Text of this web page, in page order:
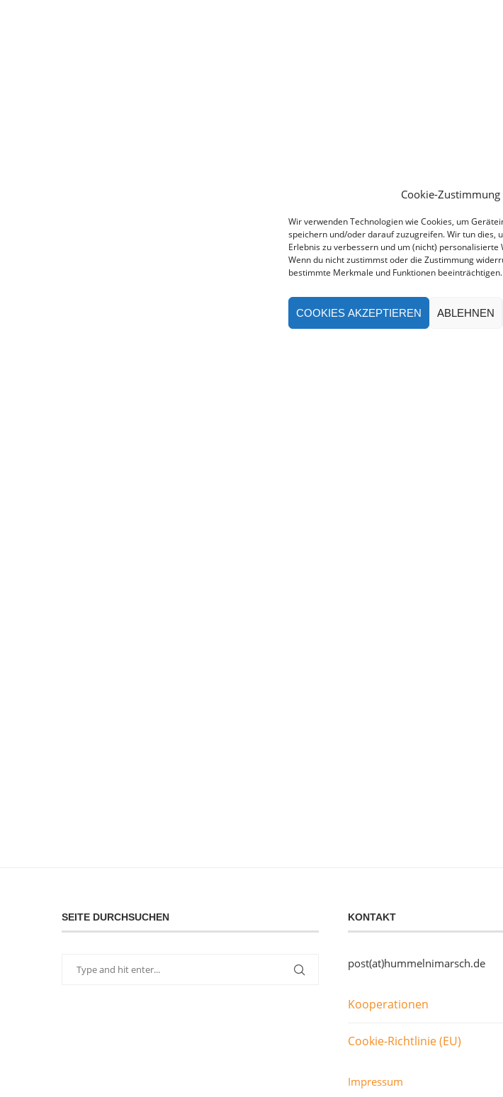
Cookie-
Wir verwenden Technologien wie Cookies, um
speichern und/oder darauf zuzugreifen. Wir tun dies,
Erlebnis zu verbessern und um (nicht) personalisierte
Wenn du nicht zustimmst oder die Zustimmung
bestimmte Merkmale und Funktionen beeinträchtigen.
COOKIES AKZEPTIEREN ABLEHNEN
SEITE DURCHSUCHEN KONTAKT
post(at)hummelnimarsch.de
Kooperationen
Cookie-Richtlinie (EU)
Impressum